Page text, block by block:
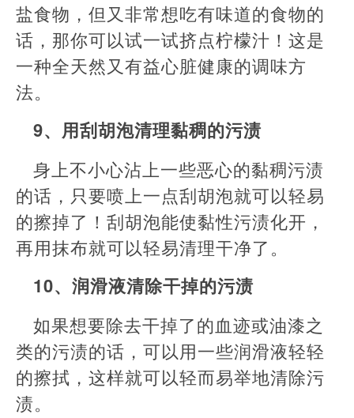
盐食物，但又非常想吃有味道的食物的
话，那你可以试一试挤点柠檬汁！这是
一种全天然又有益心脏健康的调味方
法。
9、用刮胡泡清理黏稠的污渍
身上不小心沾上一些恶心的黏稠污渍
的话，只要喷上一点刮胡泡就可以轻易
的擦掉了！刮胡泡能使黏性污渍化开，
再用抹布就可以轻易清理干净了。
10、润滑液清除干掉的污渍
如果想要除去干掉了的血迹或油漆之
类的污渍的话，可以用一些润滑液轻轻
的擦拭，这样就可以轻而易举地清除污
渍。